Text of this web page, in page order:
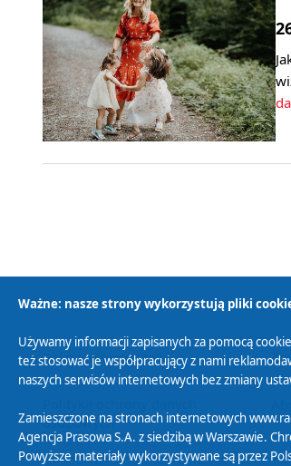
Polityka Prywatności
osobowych
Ważne: nasze strony wykorzystują pliki
Używamy informacji zapisanych za pomocą
też stosować je współpracujący z nami
naszych serwisów internetowych bez zmiany
Zamieszczone na stronach internetowych
Agencja Prasowa S.A. z siedzibą w Warszawie.
Powyższe materiały wykorzystywane są przez